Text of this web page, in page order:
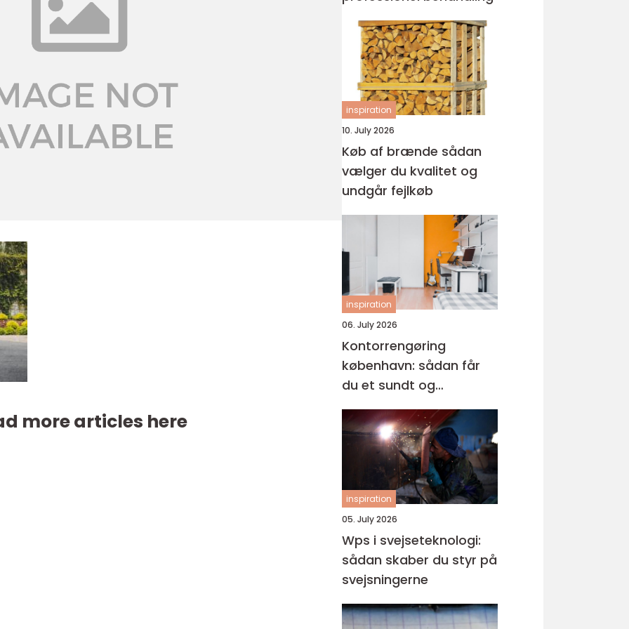
more articles here
inspiration
10. July 2026
Køb af brænde sådan
vælger du kvalitet og
undgår fejlkøb
inspiration
06. July 2026
Kontorrengøring
københavn: sådan får
du et sundt og
professionelt
arbejdsmiljø
inspiration
05. July 2026
Wps i svejseteknologi:
sådan skaber du styr på
svejsningerne